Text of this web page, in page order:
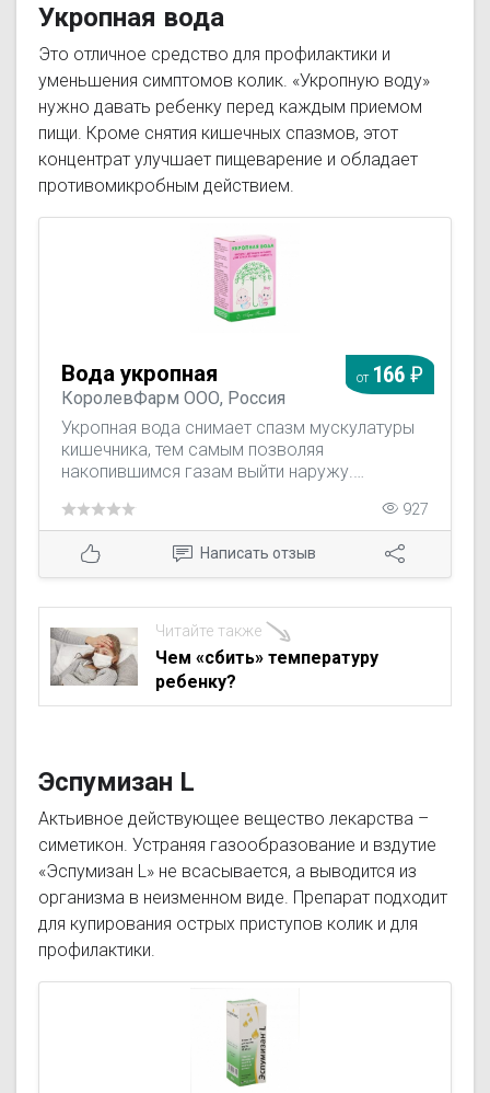
Укропная вода
Это отличное средство для профилактики и
уменьшения симптомов колик. «Укропную воду»
нужно давать ребенку перед каждым приемом
пищи. Кроме снятия кишечных спазмов, этот
концентрат улучшает пищеварение и обладает
противомикробным действием.
Вода укропная
КоролевФарм ООО, Россия
Укропная вода снимает спазм мускулатуры
кишечника, тем самым позволяя
накопившимся газам выйти наружу.
новорожденных, у которых ярко выражен
метеоризм на протяжении 4-6 первых
месяцев жизни. Также эта вода обладает
противомикробным свойством,
способствует улучшению процесса
пищеварения.
от 166
927
Написать отзыв
Читайте также
Чем «сбить» температуру
ребенку?
Эспумизан L
Актьивное действующее вещество лекарства –
симетикон. Устраняя газообразование и вздутие
«Эспумизан L» не всасывается, а выводится из
организма в неизменном виде. Препарат подходит
для купирования острых приступов колик и для
профилактики.